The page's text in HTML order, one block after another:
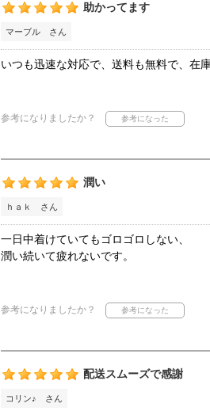
助かってます
マーブル さん
いつも迅速な対応で、送料も無料で、在
参考になりましたか？
潤い
ｈａｋ さん
一日中着けていてもゴロゴロしない、
潤い続いて疲れないです。
参考になりましたか？
配送スムーズで感謝
コリン♪ さん